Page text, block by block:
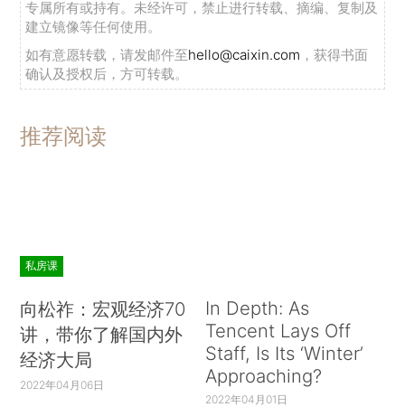
专属所有或持有。未经许可，禁止进行转载、摘编、复制及
建立镜像等任何使用。
如有意愿转载，请发邮件至hello@caixin.com ，获得书面
确认及授权后，方可转载。
推荐阅读
私房课
向松祚：宏观经济70
讲，带你了解国内外
经济大局
2022年04月06日
In Depth: As
Tencent Lays Off
Staff, Is Its ‘Winter’
Approaching?
2022年04月01日